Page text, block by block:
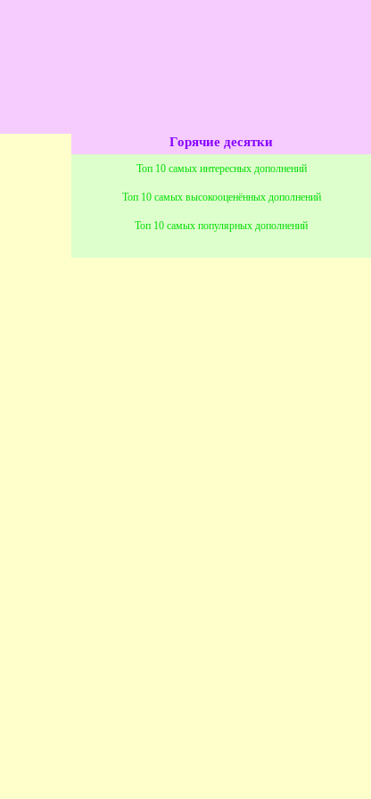
Горячие десятки
Топ 10 самых интересных дополнений
Топ 10 самых высокооценённых дополнений
Топ 10 самых популярных дополнений